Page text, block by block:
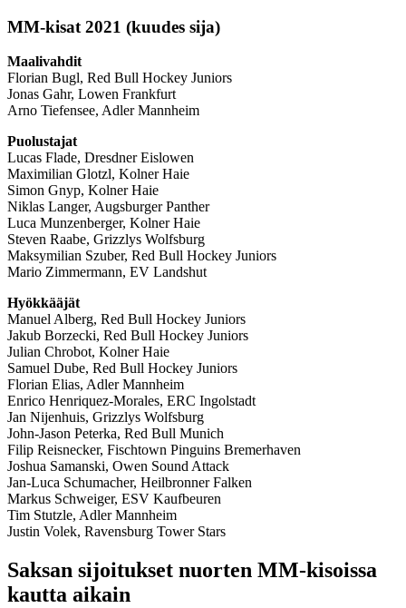
MM-kisat 2021 (kuudes sija)
Maalivahdit
Florian Bugl, Red Bull Hockey Juniors
Jonas Gahr, Lowen Frankfurt
Arno Tiefensee, Adler Mannheim
Puolustajat
Lucas Flade, Dresdner Eislowen
Maximilian Glotzl, Kolner Haie
Simon Gnyp, Kolner Haie
Niklas Langer, Augsburger Panther
Luca Munzenberger, Kolner Haie
Steven Raabe, Grizzlys Wolfsburg
Maksymilian Szuber, Red Bull Hockey Juniors
Mario Zimmermann, EV Landshut
Hyökkääjät
Manuel Alberg, Red Bull Hockey Juniors
Jakub Borzecki, Red Bull Hockey Juniors
Julian Chrobot, Kolner Haie
Samuel Dube, Red Bull Hockey Juniors
Florian Elias, Adler Mannheim
Enrico Henriquez-Morales, ERC Ingolstadt
Jan Nijenhuis, Grizzlys Wolfsburg
John-Jason Peterka, Red Bull Munich
Filip Reisnecker, Fischtown Pinguins Bremerhaven
Joshua Samanski, Owen Sound Attack
Jan-Luca Schumacher, Heilbronner Falken
Markus Schweiger, ESV Kaufbeuren
Tim Stutzle, Adler Mannheim
Justin Volek, Ravensburg Tower Stars
Saksan sijoitukset nuorten MM-kisoissa
kautta aikain